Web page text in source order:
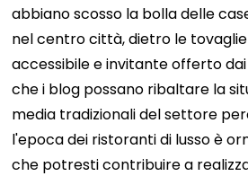
abbiano scosso la bolla delle
nel centro città, dietro le
accessibile e invitante offerto
che i blog possano ribaltare la
media tradizionali del settore
l'epoca dei ristoranti di lusso è
che potresti contribuire a